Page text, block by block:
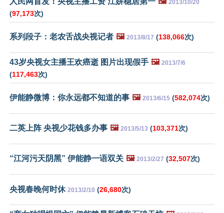
2013/10/20
(97,173次)
系列段子：老农舌战央视记者 🖼️ 2013/8/17 (138,066次)
43岁央视女主播王欢癌逝 图片出现假手 🖼️ 2013/7/6
(117,463次)
伊能静微博：你永远都不知道的事 🖼️ 2013/6/15 (582,074次)
二英上阵 央视少花钱多办事 🖼️ 2013/5/13 (103,371次)
“江河污天阴黑” 伊能静一语双关 🖼️ 2013/2/27 (32,507次)
央视春晚何时休 2013/2/10 (26,680次)